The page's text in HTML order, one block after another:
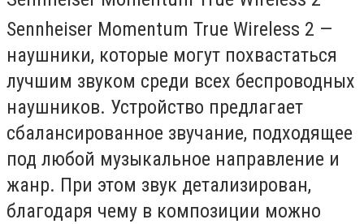
Sennheiser Momentum True Wireless 2 —
наушники, которые могут похвастаться
лучшим звуком среди всех беспроводных
наушников. Устройство предлагает
сбалансированное звучание, подходящее
под любой музыкальное направление и
жанр. При этом звук детализирован,
благодаря чему в композиции можно